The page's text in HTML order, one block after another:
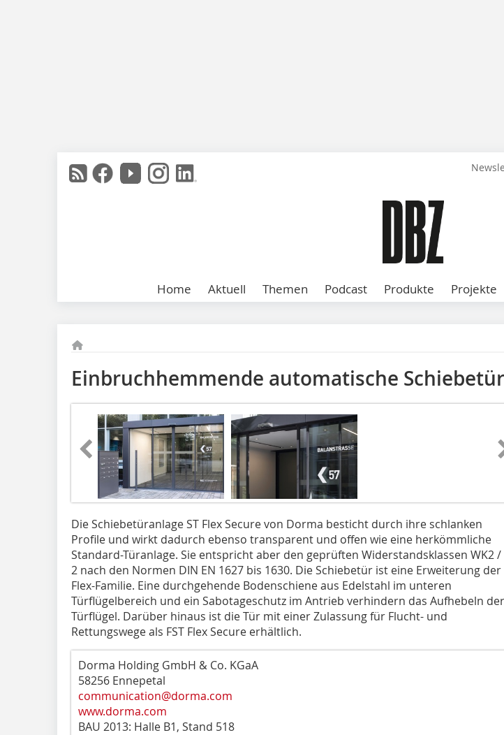
Home Aktuell Themen Podcast Produkte Projekte
Einbruchhemmende automatische Schiebetür
Die Schiebetüranlage ST Flex Secure von Dorma besticht durch ihre schlanken
Profile und wirkt dadurch ebenso transparent und offen wie eine herkömmliche
Standard-Türanlage. Sie entspricht aber den geprüften Widerstandsklassen WK2 /
2 nach den Normen DIN EN 1627 bis 1630. Die Schiebetür ist eine Erweiterung der
Flex-Familie. Eine durchgehende Bodenschiene aus Edelstahl im unteren
Türflügelbereich und ein Sabotageschutz im Antrieb verhindern das Aufhebeln der
Türflügel. Darüber hinaus ist die Tür mit einer Zulassung für Flucht- und
Rettungswege als FST Flex Secure erhältlich.
Dorma Holding GmbH & Co. KGaA
58256 Ennepetal
communication@dorma.com
www.dorma.com
BAU 2013: Halle B1, Stand 518